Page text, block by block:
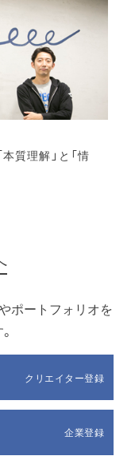
質理解」と「情
ポートフォリオを
クリエイター登録
企業登録